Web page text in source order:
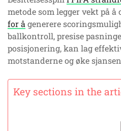
metode som legger vekt på
for ågenerere
ballkontroll, presise
posisjonering, kan lag
motstanderne og øke
Key sections in the